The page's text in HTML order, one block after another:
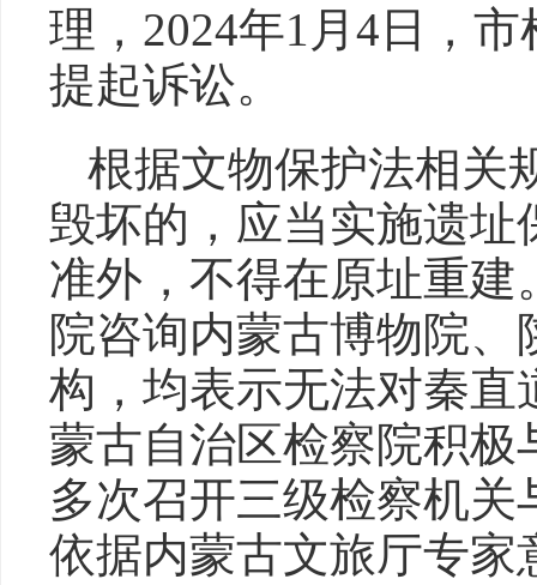
理，2024年1月4日，
提起诉讼。
根据文物保护法相关
毁坏的，应当实施遗
准外，不得在原址重
院咨询内蒙古博物院
构，均表示无法对秦
蒙古自治区检察院积
多次召开三级检察机
依据内蒙古文旅厅专